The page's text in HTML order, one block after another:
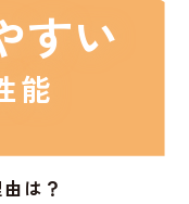
すい
能
は？